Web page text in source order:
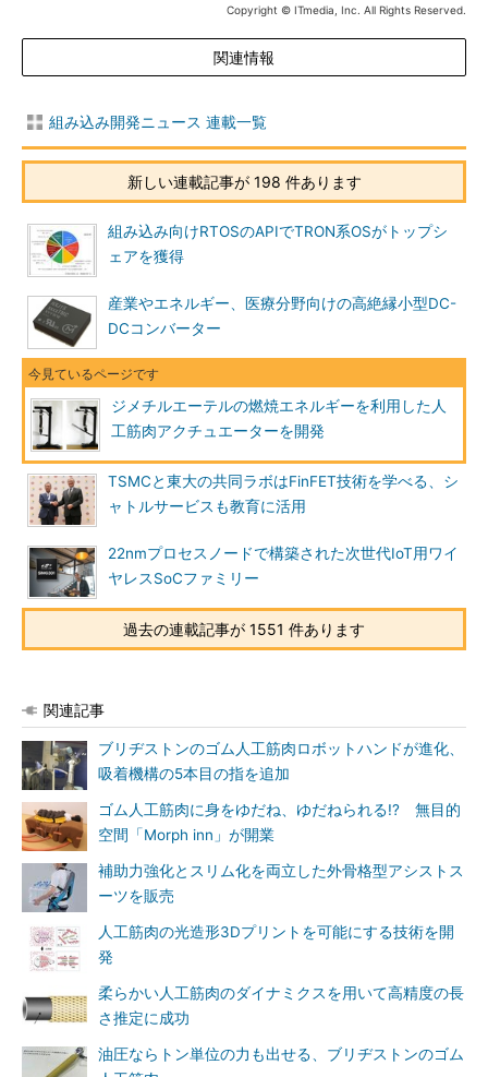
Copyright © ITmedia, Inc. All Rights Reserved.
関連情報
組み込み開発ニュース 連載一覧
新しい連載記事が 198 件あります
組み込み向けRTOSのAPIでTRON系OSがトップシ
ェアを獲得
産業やエネルギー、医療分野向けの高絶縁小型DC-
DCコンバーター
ジメチルエーテルの燃焼エネルギーを利用した人
工筋肉アクチュエーターを開発
TSMCと東大の共同ラボはFinFET技術を学べる、シ
ャトルサービスも教育に活用
22nmプロセスノードで構築された次世代IoT用ワイ
ヤレスSoCファミリー
過去の連載記事が 1551 件あります
関連記事
ブリヂストンのゴム人工筋肉ロボットハンドが進化、
吸着機構の5本目の指を追加
ゴム人工筋肉に身をゆだね、ゆだねられる!? 無目的
空間「Morph inn」が開業
補助力強化とスリム化を両立した外骨格型アシストス
ーツを販売
人工筋肉の光造形3Dプリントを可能にする技術を開
発
柔らかい人工筋肉のダイナミクスを用いて高精度の長
さ推定に成功
油圧ならトン単位の力も出せる、ブリヂストンのゴム